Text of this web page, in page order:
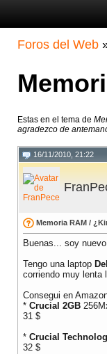
Foros del Web
Estas en el tema de
agradezco de
16/11/2010, 21:22
Memoria RAM /
Buenas... soy
Tengo una laptop
corriendo muy lenta
Consegui en
* Crucial 2GB
31 $
* Crucial
32 $